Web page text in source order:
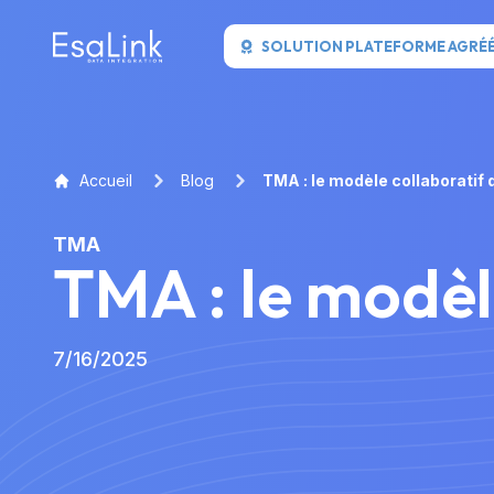
SOLUTION PLATEFORME
Accueil Blog TMA : le modèle collaboratif
TMA
TMA : le
7/16/2025